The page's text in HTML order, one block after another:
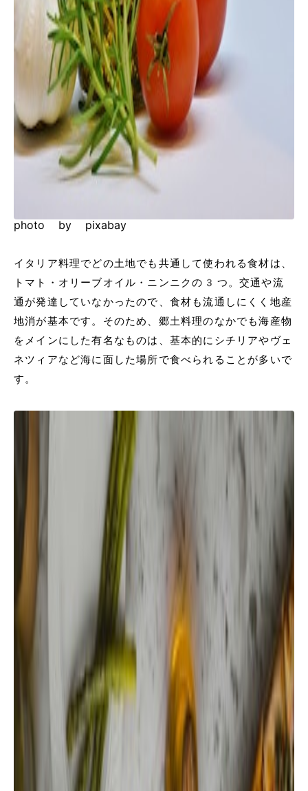
photo by pixabay
イタリア料理でどの土地でも共通して使われる食材は、
トマト・オリーブオイル・ニンニクの3つ。交通や流
通が発達していなかったので、食材も流通しにくく地産
地消が基本です。そのため、郷土料理のなかでも海産物
をメインにした有名なものは、基本的にシチリアやヴェ
ネツィアなど海に面した場所で食べられることが多いで
す。